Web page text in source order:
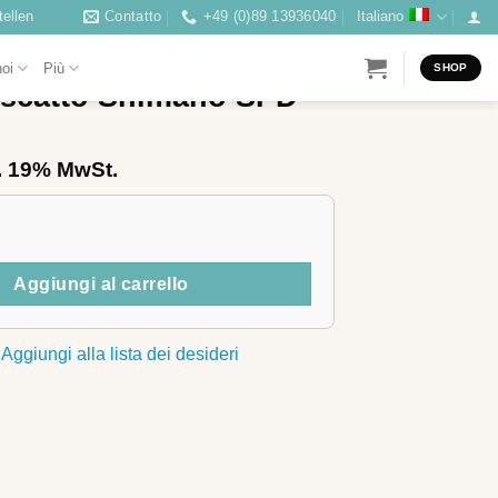
Contatto +49 (0)89 13936040 Italiano
Più SHOP
Shimano SPD
19% MwSt.
Shimano SPD quantità
Aggiungi al carrello
Aggiungi alla lista dei desideri